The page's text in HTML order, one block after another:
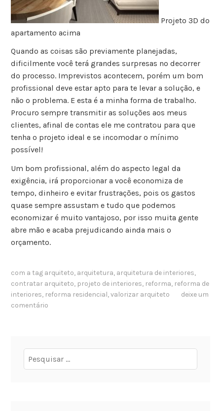
Projeto 3D do
apartamento acima
Quando as coisas são previamente planejadas,
dificilmente você terá grandes surpresas no decorrer
do processo. Imprevistos acontecem, porém um bom
profissional deve estar apto para te levar a solução, e
não o problema. E esta é a minha forma de trabalho.
Procuro sempre transmitir as soluções aos meus
clientes, afinal de contas ele me contratou para que
tenha o projeto ideal e se incomodar o mínimo
possível!
Um bom profissional, além do aspecto legal da
exigência, irá proporcionar a você economiza de
tempo, dinheiro e evitar frustrações, pois os gastos
quase sempre assustam e tudo que podemos
economizar é muito vantajoso, por isso muita gente
abre mão e acaba prejudicando ainda mais o
orçamento.
com a tag arquiteto, arquitetura, arquitetura de interiores,
contratar arquiteto, projeto de interiores, reforma, reforma de
interiores, reforma residencial,valorizar arquiteto
deixe um
comentário